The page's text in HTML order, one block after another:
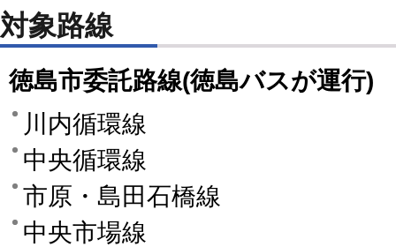
対象路線
徳島市委託路線(徳島バスが運行)
川内循環線
中央循環線
市原・島田石橋線
中央市場線